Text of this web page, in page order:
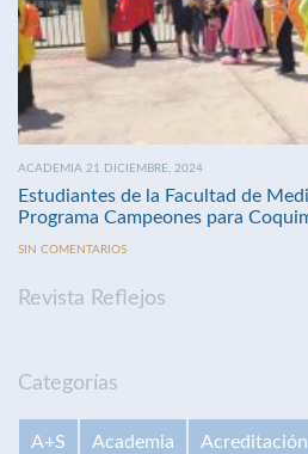
ACADEMIA 21 DICIEMBRE, 2024
Estudiantes de la Facultad de
Programa Campeones para
SIN COMENTARIOS
Revista Reflejos
Categorías
A+S Academia Acreditación